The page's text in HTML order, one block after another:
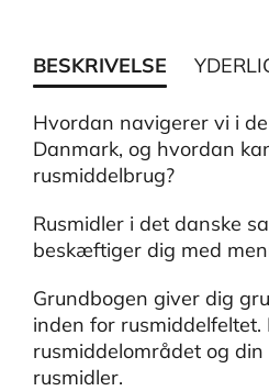
BESKRIVELSE
Hvordan navigerer vi i
Danmark, og hvordan
rusmiddelbrug?
Rusmidler i det danske
beskæftiger dig med
Grundbogen giver dig
inden for
rusmiddelområdet og
rusmidler.